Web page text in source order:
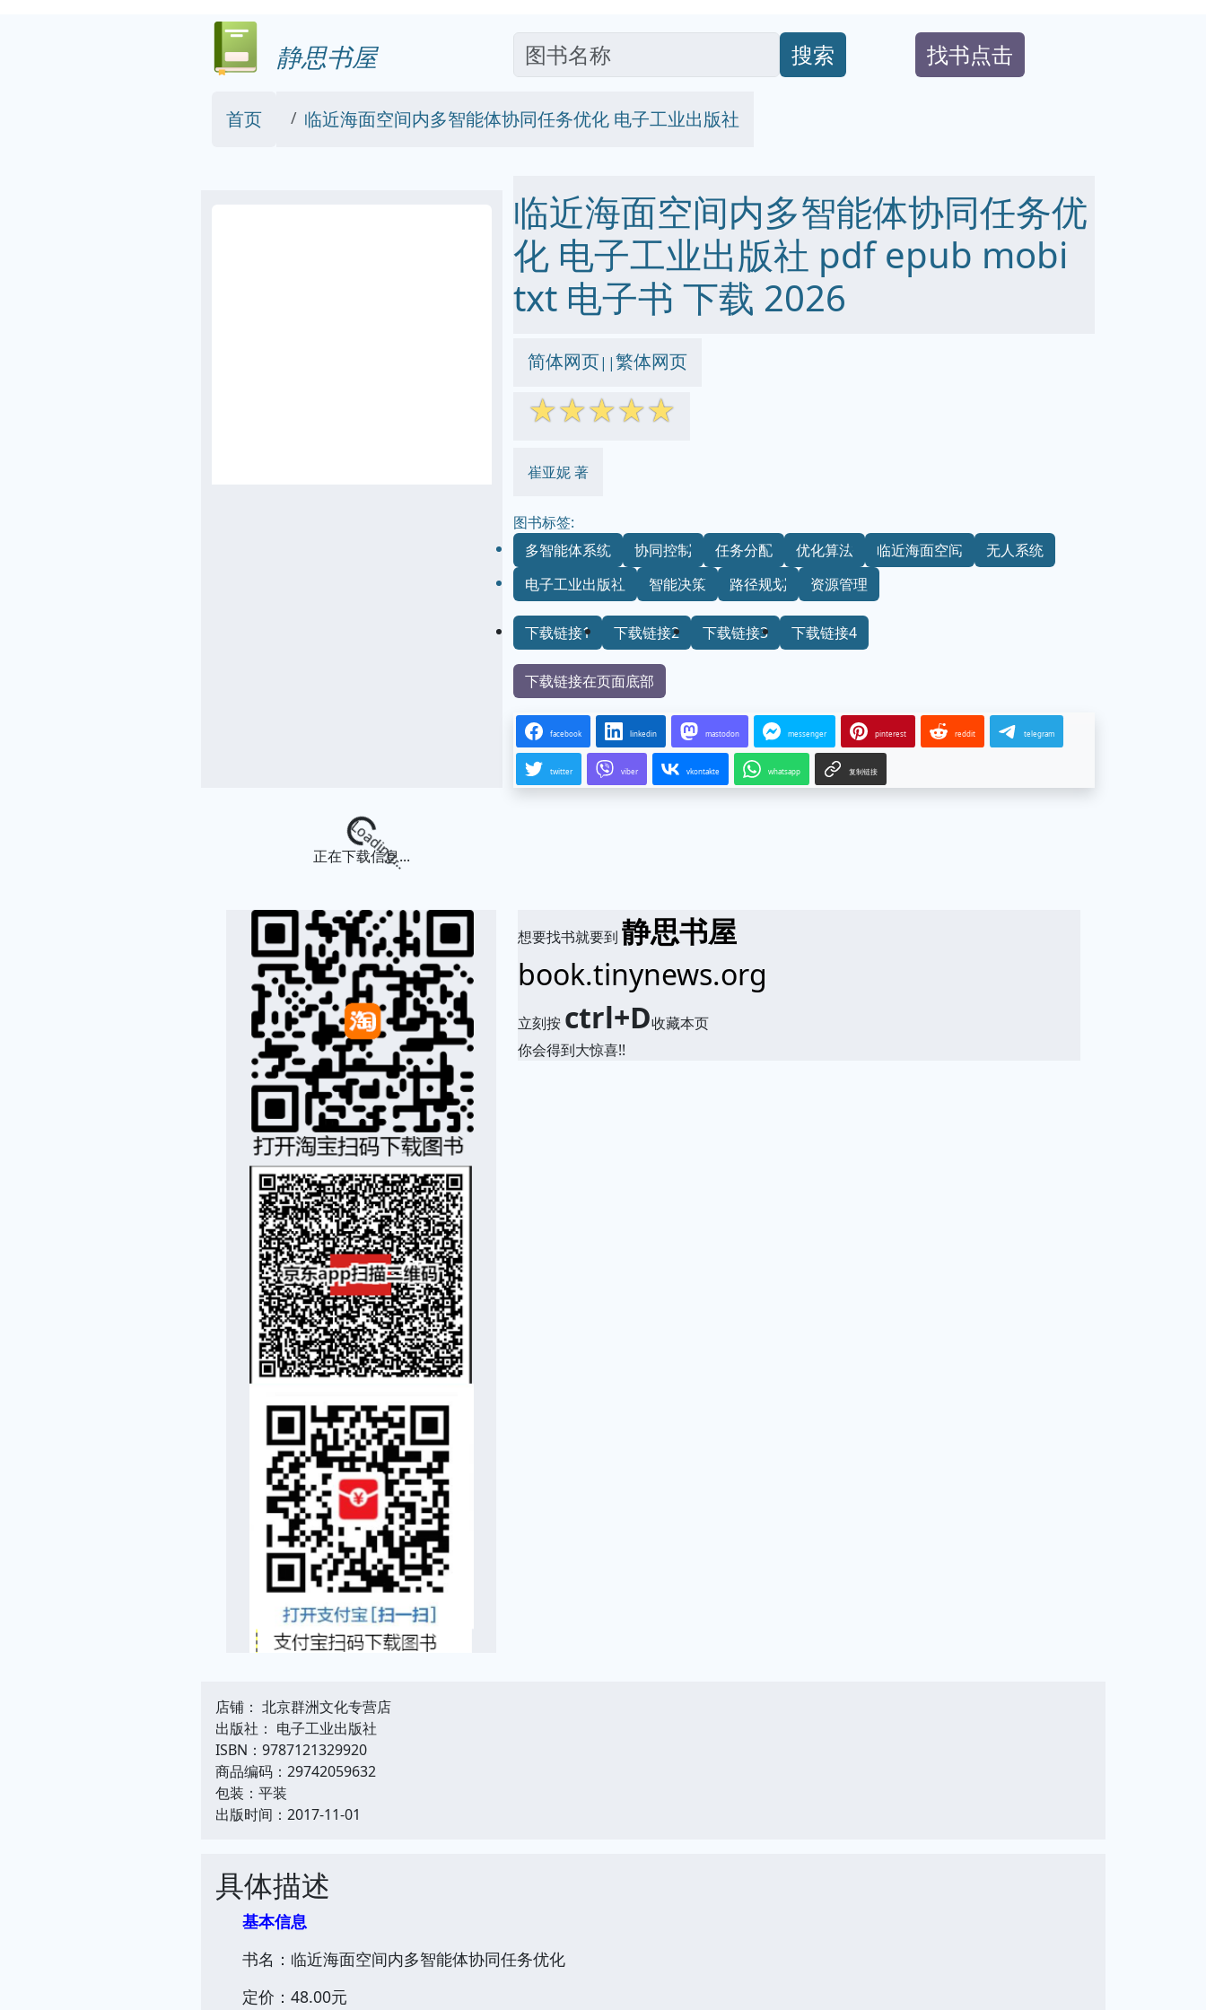
静思书屋 搜索 找书点击
首页 临近海面空间内多智能体协同任务优化 电子工业出版社
临近海面空间内多智能体协同任务优
化 电子工业出版社 pdf epub mobi
txt 电子书 下载 2026
简体网页||繁体网页
☆☆☆☆☆
崔亚妮 著
图书标签:
多智能体系统
协同控制 任务分配 优化算法 临近海面空间
无人系统
电子工业出版社
智能决策 路径规划 资源管理
下载链接1 下载链接2 下载链接3 下载链接4
下载链接在页面底部
facebook linkedin mastodon messenger pinterest reddit telegram
twitter viber vkontakte whatsapp 复制链接
Loading...
正在下载信息...
想要找书就要到静思书屋
book.tinynews.org
立刻按 ctrl+D收藏本页
你会得到大惊喜!!
店铺： 北京群洲文化专营店
出版社： 电子工业出版社
ISBN：9787121329920
商品编码：29742059632
包装：平装
出版时间：2017-11-01
具体描述
基本信息
书名：临近海面空间内多智能体协同任务优化
定价：48.00元